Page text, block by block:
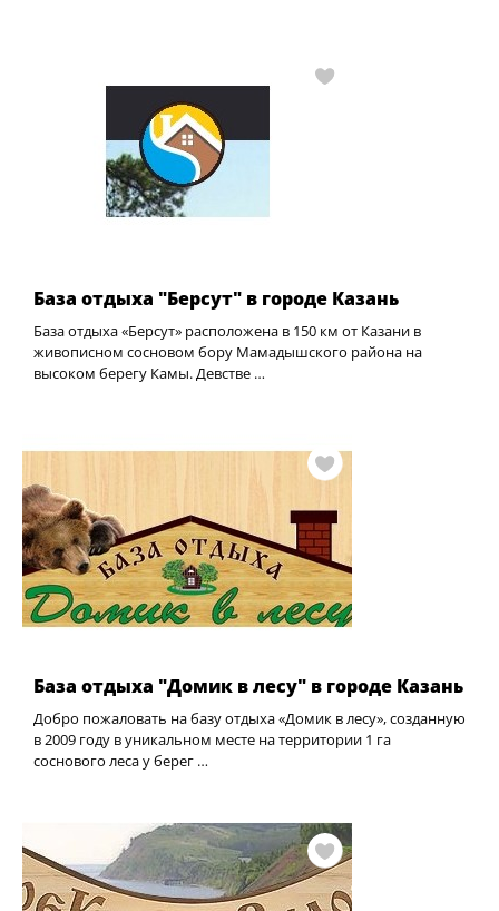
База отдыха "Берсут" в городе Казань
База отдыха «Берсут» расположена в 150 км от Казани в
живописном сосновом бору Мамадышского района на
высоком берегу Камы. Девстве …
База отдыха "Домик в лесу" в городе Казань
Добро пожаловать на базу отдыха «Домик в лесу», созданную
в 2009 году в уникальном месте на территории 1 га
соснового леса у берег …